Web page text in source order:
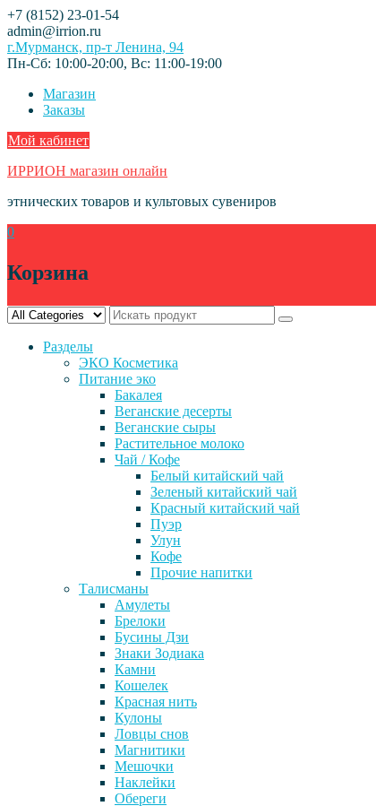
Skip
to
content
+7 (8152) 23-01-54
admin@irrion.ru
г.Мурманск, пр-т Ленина, 94
Пн-Сб: 10:00-20:00, Вс: 11:00-19:00
Магазин
Заказы
Мой кабинет
ИРРИОН магазин онлайн
этнических товаров и культовых сувениров
0
Корзина
Разделы
ЭКО Косметика
Питание эко
Бакалея
Веганские десерты
Веганские сыры
Растительное молоко
Чай / Кофе
Белый китайский чай
Зеленый китайский чай
Красный китайский чай
Пуэр
Улун
Кофе
Прочие напитки
Талисманы
Амулеты
Брелоки
Бусины Дзи
Знаки Зодиака
Камни
Кошелек
Красная нить
Кулоны
Ловцы снов
Магнитики
Мешочки
Наклейки
Обереги